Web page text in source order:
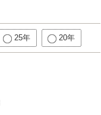
25年 20年